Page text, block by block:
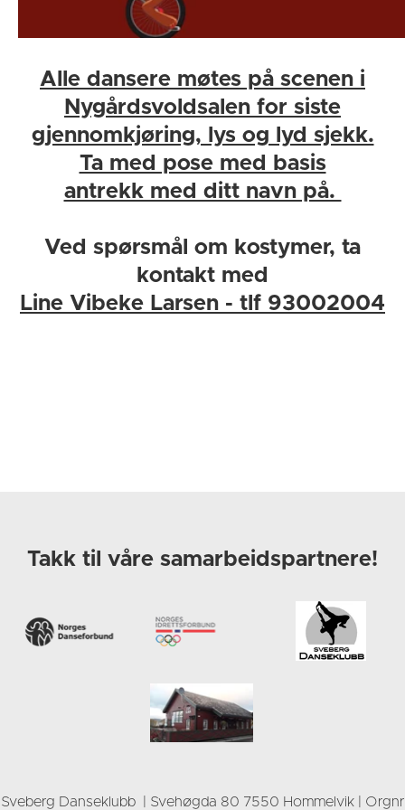
Alle dansere møtes på scenen i
Nygårdsvoldsalen for siste
gjennomkjøring, lys og lyd sjekk.
Ta med pose med basis
antrekk med ditt navn på.
Ved spørsmål om kostymer, ta
kontakt med
Line Vibeke Larsen - tlf 93002004
Takk til våre samarbeidspartnere!
Sveberg Danseklubb | Svehøgda 80 7550 Hommelvik | Orgnr